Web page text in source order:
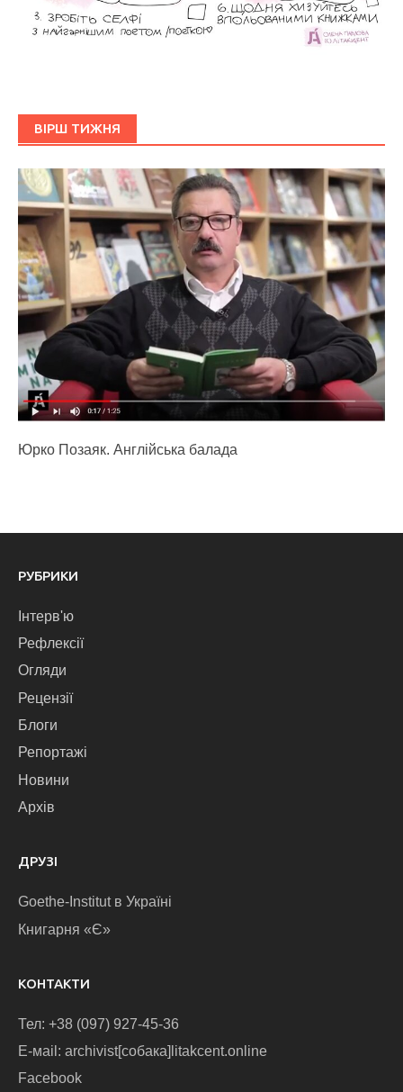
ВІРШ ТИЖНЯ
Юрко Позаяк. Англійська балада
РУБРИКИ
Інтерв'ю
Рефлексії
Огляди
Рецензії
Блоги
Репортажі
Новини
Архів
ДРУЗІ
Goethe-Institut в Україні
Книгарня «Є»
КОНТАКТИ
Тел: +38 (097) 927-45-36
E-маіl: archivist[собака]litakcent.online
Facebook